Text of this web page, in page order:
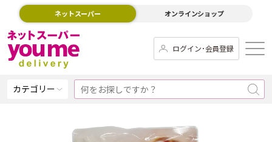
ネットスーパー オンラインショップ
ログイン･会員登録
カテゴリー